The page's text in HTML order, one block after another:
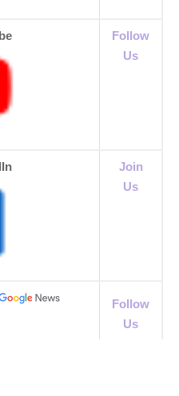
Follow
Us
Join
Us
Follow
Us